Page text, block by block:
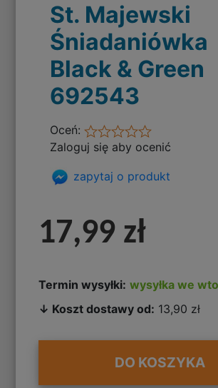
St. Majewski
Śniadaniówka
Black & Green
692543
Oceń:
Zaloguj się aby ocenić
zapytaj o produkt
17,99 zł
Termin wysyłki: wysyłka we
↓ Koszt dostawy od: 13,90 zł
DO KOSZYKA